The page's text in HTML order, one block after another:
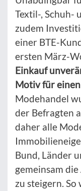
Textil-, Schuh-
zudem
einer BTE-
ersten März-
Einkauf
Motiv für
Modehandel
der Befragten
daher alle
Bund, Länder
gemeinsam
zu steigern.